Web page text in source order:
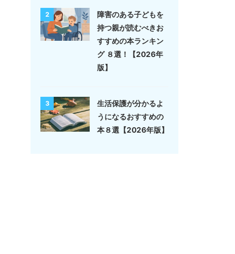
2
障害のある子どもを
持つ親が読むべきお
すすめの本ランキン
グ ８選！【2026年
版】
3
生活保護が分かるよ
うになるおすすめの
本８選【2026年版】